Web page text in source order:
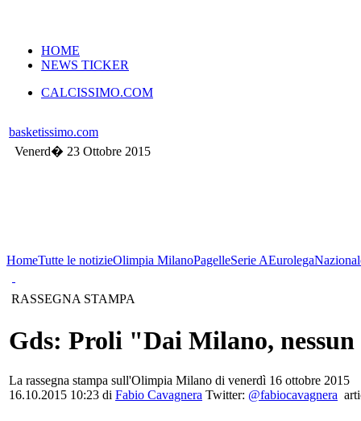
HOME
NEWS TICKER
CALCISSIMO.COM
basketissimo.com
Venerd� 23 Ottobre 2015
HomeTutte le notizieOlimpia MilanoPagelleSerie AEurolega
RASSEGNA STAMPA
Gds: Proli "Dai Milano,
La rassegna stampa sull'Olimpia Milano di venerdì 16 ottobre 2015
16.10.2015 10:23 di Fabio Cavagnera Twitter: @fabiocavagnera